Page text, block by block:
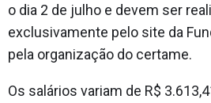
o dia 2 de julho e devem ser
exclusivamente pelo site da
pela organização do certame.
Os salários variam de R$